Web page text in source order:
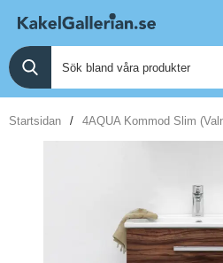
Startsidan 4AQUA Kommod Slim